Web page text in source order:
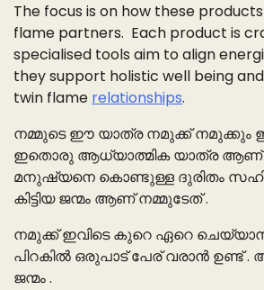
The focus is on how these
flame partners. Each product is
specialised tools aim to align
they support holistic well being
twin flame relationships.
നമ്മുടെ ഈ യാത്ര നമുക്ക് നമുക്കും
ഇതൊരു ആധ്യാത്മിക യാത്ര ആണ് .
മനുഷ്യനെ കൊണ്ടുള്ള ദുരിതം
കിട്ടിയ ജന്മം ആണ് നമ്മുടേത് .
നമുക്ക് ഇവിടെ കുറെ ഏറെ
പിറകിൽ ഒരുപാട് പേര് വരാൻ ഉണ്ട് .
ജന്മം .